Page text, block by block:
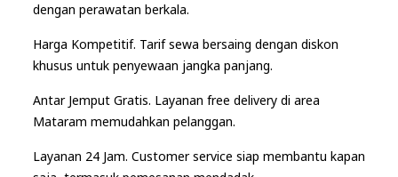
dengan perawatan berkala.
Harga Kompetitif. Tarif sewa bersaing dengan diskon
khusus untuk penyewaan jangka panjang.
Antar Jemput Gratis. Layanan free delivery di area
Mataram memudahkan pelanggan.
Layanan 24 Jam. Customer service siap membantu kapan